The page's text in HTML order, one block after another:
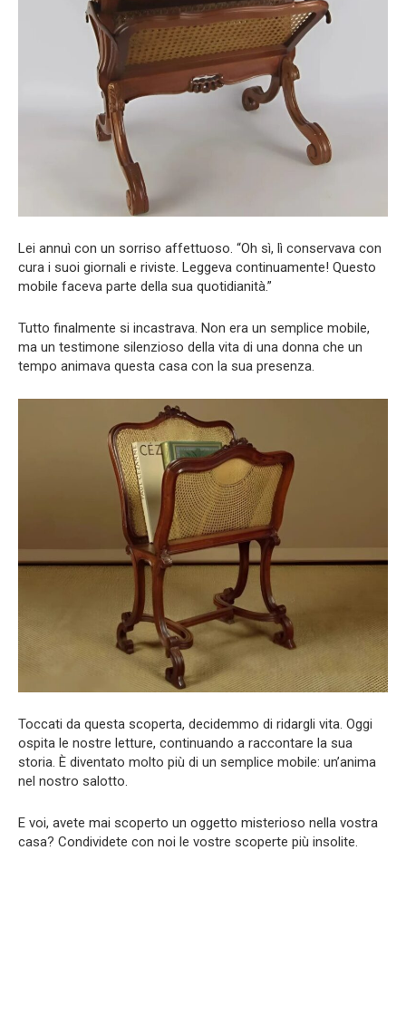
Lei annuì con un sorriso affettuoso. “Oh sì, lì conservava con
cura i suoi giornali e riviste. Leggeva continuamente! Questo
mobile faceva parte della sua quotidianità.”
Tutto finalmente si incastrava. Non era un semplice mobile,
ma un testimone silenzioso della vita di una donna che un
tempo animava questa casa con la sua presenza.
Toccati da questa scoperta, decidemmo di ridargli vita. Oggi
ospita le nostre letture, continuando a raccontare la sua
storia. È diventato molto più di un semplice mobile: un’anima
nel nostro salotto.
E voi, avete mai scoperto un oggetto misterioso nella vostra
casa? Condividete con noi le vostre scoperte più insolite.